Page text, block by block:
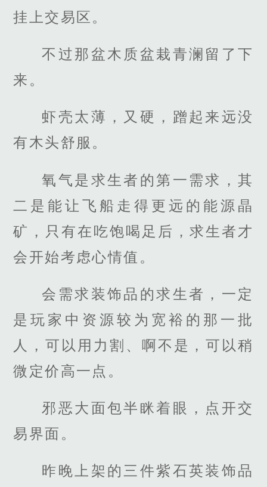
挂上交易区。
不过那盆木质盆栽青澜留了下
来。
虾壳太薄，又硬，蹭起来远没
有木头舒服。
氧气是求生者的第一需求，其
二是能让飞船走得更远的能源晶
矿，只有在吃饱喝足后，求生者才
会开始考虑心情值。
会需求装饰品的求生者，一定
是玩家中资源较为宽裕的那一批
人，可以用力割、啊不是，可以稍
微定价高一点。
邪恶大面包半眯着眼，点开交
易界面。
昨晚上架的三件紫石英装饰品